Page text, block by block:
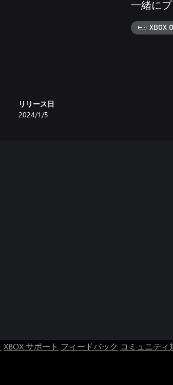
リリース日
2024/1/5
一緒に
XBOX
XBOX サポート フィードバック コミュニティ